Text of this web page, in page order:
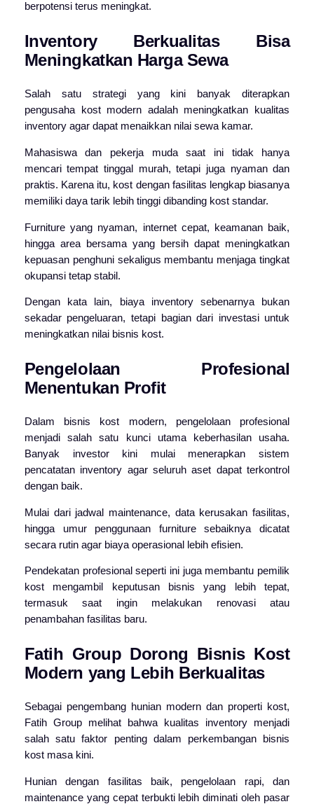
berpotensi terus meningkat.
Inventory Berkualitas Bisa
Meningkatkan Harga Sewa
Salah satu strategi yang kini banyak diterapkan
pengusaha kost modern adalah meningkatkan kualitas
inventory agar dapat menaikkan nilai sewa kamar.
Mahasiswa dan pekerja muda saat ini tidak hanya
mencari tempat tinggal murah, tetapi juga nyaman dan
praktis. Karena itu, kost dengan fasilitas lengkap biasanya
memiliki daya tarik lebih tinggi dibanding kost standar.
Furniture yang nyaman, internet cepat, keamanan baik,
hingga area bersama yang bersih dapat meningkatkan
kepuasan penghuni sekaligus membantu menjaga tingkat
okupansi tetap stabil.
Dengan kata lain, biaya inventory sebenarnya bukan
sekadar pengeluaran, tetapi bagian dari investasi untuk
meningkatkan nilai bisnis kost.
Pengelolaan Profesional
Menentukan Profit
Dalam bisnis kost modern, pengelolaan profesional
menjadi salah satu kunci utama keberhasilan usaha.
Banyak investor kini mulai menerapkan sistem
pencatatan inventory agar seluruh aset dapat terkontrol
dengan baik.
Mulai dari jadwal maintenance, data kerusakan fasilitas,
hingga umur penggunaan furniture sebaiknya dicatat
secara rutin agar biaya operasional lebih efisien.
Pendekatan profesional seperti ini juga membantu pemilik
kost mengambil keputusan bisnis yang lebih tepat,
termasuk saat ingin melakukan renovasi atau
penambahan fasilitas baru.
Fatih Group Dorong Bisnis Kost
Modern yang Lebih Berkualitas
Sebagai pengembang hunian modern dan properti kost,
Fatih Groupmelihat bahwa kualitas inventory menjadi
salah satu faktor penting dalam perkembangan bisnis
kost masa kini.
Hunian dengan fasilitas baik, pengelolaan rapi, dan
maintenance yang cepat terbukti lebih diminati oleh pasar